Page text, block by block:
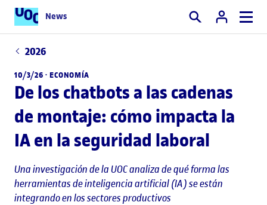
News Buscar
2026
10/3/26 · ECONOMÍA
De los chatbots a las cadenas
de montaje: cómo impacta la
IA en la seguridad laboral
Una investigación de la UOC analiza de qué forma las
herramientas de inteligencia artificial (IA) se están
integrando en los sectores productivos